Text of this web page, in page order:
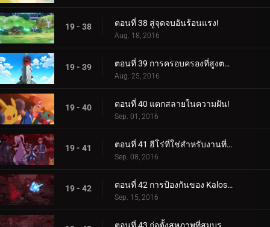
19 - 38 ตอนที่ 38 สู่จุดจบอันร้อนแรง!
Aug. 18, 2016
19 - 39 ตอนที่ 39 การครอบครองที่สูงตระหง่าน!
Aug. 25, 2016
19 - 40 ตอนที่ 40 แตกสลายในความฝัน!
Sep. 01, 2016
19 - 41 ตอนที่ 41 ฮีโร่ที่ใช่สำหรับงานที่ใช่!
Sep. 08, 2016
19 - 42 ตอนที่ 42 การป้องกันของ Kalos สุดมันส์!
Sep. 15, 2016